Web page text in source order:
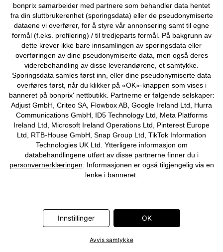
Maxikjole i 100% bomull
659 kr
SALG
Oversized T-skjortekjole av
100% bomull (2-pack)
129 kr189 kr -31%
bonprix samarbeider med partnere som behandler data hentet
fra din sluttbrukerenhet (sporingsdata) eller de pseudonymiserte
dataene vi overfører, for å styre vår annonsering samt til egne
formål (f.eks. profilering) / til tredjeparts formål. På bakgrunn av
dette krever ikke bare innsamlingen av sporingsdata eller
overføringen av dine pseudonymiserte data, men også deres
viderebehandling av disse leverandørene, et samtykke.
Sporingsdata samles først inn, eller dine pseudonymiserte data
overføres først, når du klikker på «OK»-knappen som vises i
banneret på bonprix' nettbutikk. Partnerne er følgende selskaper:
Adjust GmbH, Criteo SA, Flowbox AB, Google Ireland Ltd, Hurra
Communications GmbH, ID5 Technology Ltd, Meta Platforms
Ireland Ltd, Microsoft Ireland Operations Ltd, Pinterest Europe
Ltd, RTB-House GmbH, Snap Group Ltd, TikTok Information
Technologies UK Ltd. Ytterligere informasjon om
databehandlingene utført av disse partnerne finner du i
personvernerklæringen . Informasjonen er også tilgjengelig via en
lenke i banneret.
Innstillinger OK
Avvis samtykke